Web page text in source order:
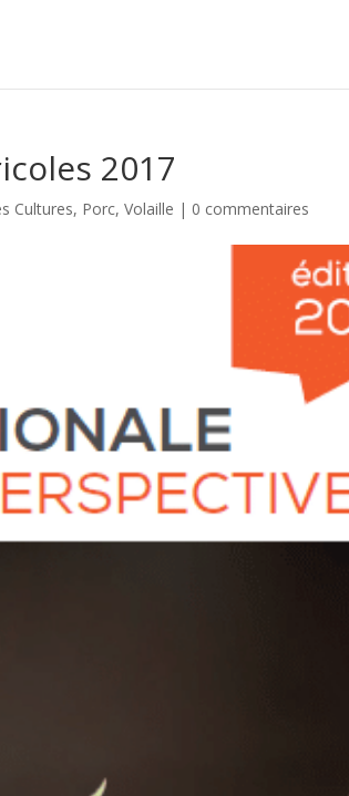
2017
Cultures, Porc,Volaille | 0 commentaires